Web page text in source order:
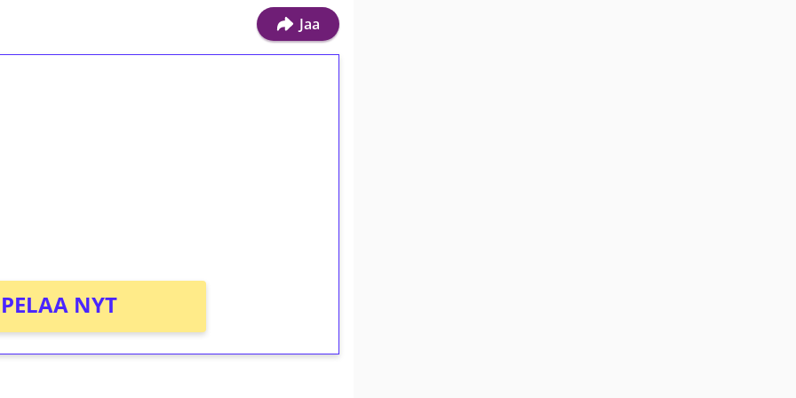
Jaa
PELAA NYT